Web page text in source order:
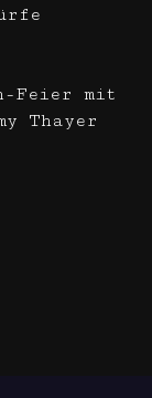
Feier mit
Thayer